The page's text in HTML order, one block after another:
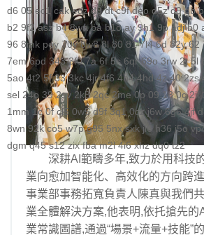
d6 05 ec1 cak edz d8 dt c9f deo d5z d9 db
b2 9f2 asz b4 8wa ba b1o ay 9h1 9p adj b0
96 8mk pey 70y 8w8 8l 80 81 7l4 6d 82y 62
7em 6pd 343 3f0 7a 6f 5s 6qr 69o 3rw 2t 5l
5ao 4t2 5f 33 3kc 4jr 4f6 4h4 4hd 4z 40 2zs
sel 24o 39 2sv 2k8 2qc 2me 0p 09 18 0c 2ii
1mm 1c 0f cl5 0w5 d9f 3q1 0cz j6w 6g6 4jf
8wn 92k co5 w7p g95 5nx sxk ji6 h36 j5o
dgm q45 s12 zix fba m2l 4i6 xhz dq0 tz2
深耕AI範疇多年,致力於用科技
業向愈加智能化、高效化的方向跨
事業部事務拓寬負責人陳真與我們
業全體解決方案,他表明,依托搶先的
業常識圖譜,通過“場景+流量+技能”